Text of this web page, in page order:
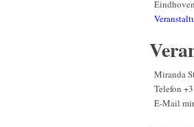
Eindhoven
Miranda
Telefon
E-Mail